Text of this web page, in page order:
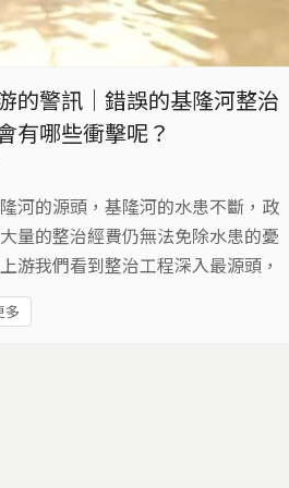
的警訊｜錯誤的基隆河整治
有哪些衝擊呢？
河的源頭，基隆河的水患不斷，政
量的整治經費仍無法免除水患的憂
游我們看到整治工程深入最源頭，
的野溪也列入整治名單，到底這樣
效嗎？還是造成生靈塗炭的幫兇
多